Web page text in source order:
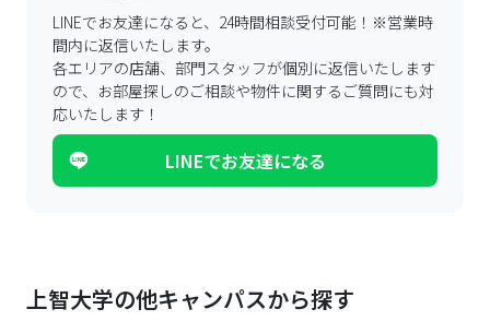
LINEでお友達になると、24時間相談受付可能！ ※営業時
間内に返信いたします。
各エリアの店舗、部門スタッフが個別に返信いたします
ので、 お部屋探しのご相談や物件に関するご質問にも対
応いたします！
LINEでお友達になる
上智大学の他キャンパスから探す